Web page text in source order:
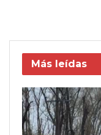
Más leídas